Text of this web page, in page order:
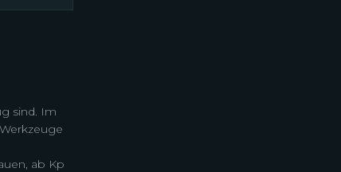
sind. Im
ab Kp